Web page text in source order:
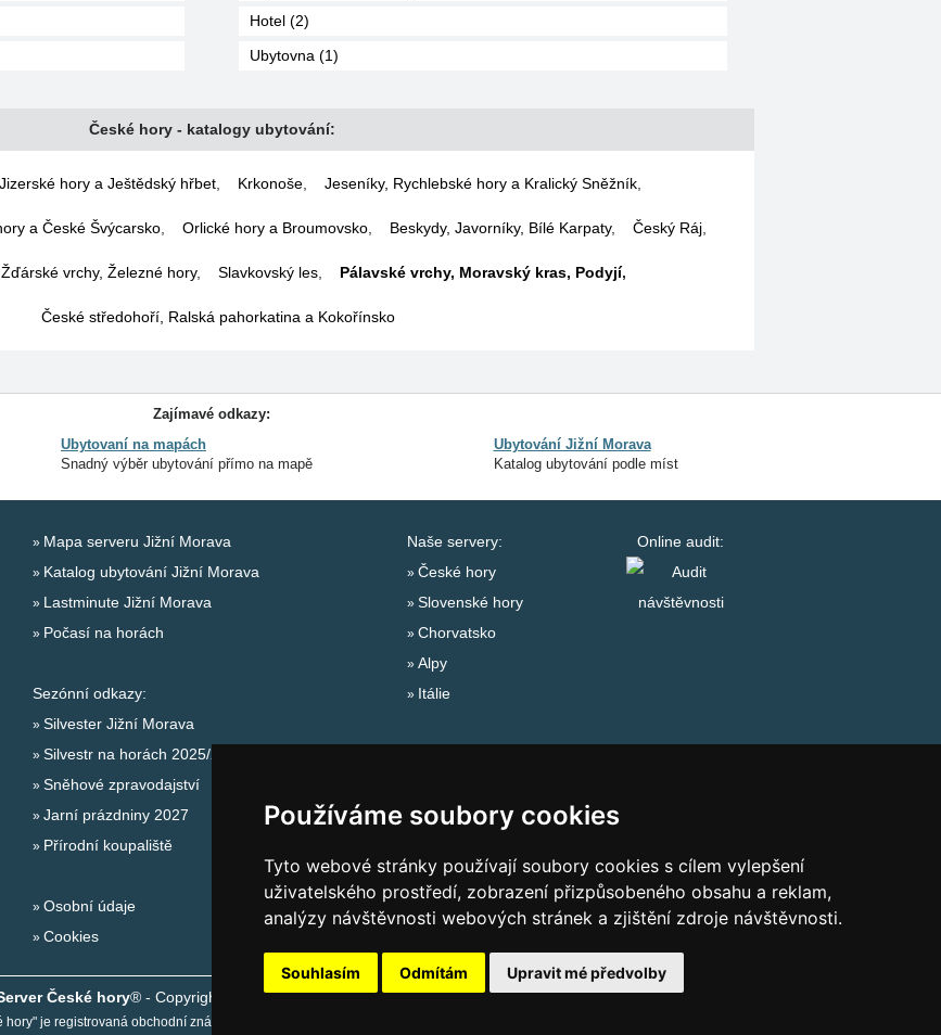
Používáme soubory cookies
Tyto webové stránky používají soubory cookies s cílem vylepšení
uživatelského prostředí, zobrazení přizpůsobeného obsahu a reklam,
analýzy návštěvnosti webových stránek a zjištění zdroje návštěvnosti.
Souhlasím Odmítám Upravit mé předvolby
Hotel (2)
Ubytovna (1)
České hory - katalogy ubytování:
Jizerské hory a Ještědský hřbet, Krkonoše, Jeseníky, Rychlebské hory a Kralický Sněžník,
a České Švýcarsko Orlické hory a Broumovsko Beskydy, Javorníky, Bílé Karpaty, Český Ráj
vrchy, Železné hory, Slavkovský les, Pálavské vrchy, Moravský kras, Podyjí,
České středohoří, Ralská pahorkatina a Kokořínsko
Zajímavé odkazy:
Ubytovaní na mapách
Snadný výběr ubytování přímo na mapě
Ubytování Jižní Morava
Katalog ubytování podle míst
Mapa serveru Jižní Morava
Katalog ubytování Jižní Morava
Lastminute Jižní Morava
Počasí na horách
Sezónní odkazy:
Silvester Jižní Morava
Silvestr na horách 2025/26
Sněhové zpravodajství
Jarní prázdniny 2027
Přírodní koupaliště
Osobní údaje
Cookies
Naše servery:
České hory
Slovenské hory
Chorvatsko
Alpy
Itálie
Online audit:
České hory® - Copyright © 1999-2026eProgress s.r.o.
hory" je registrovaná obchodní známka společnosti